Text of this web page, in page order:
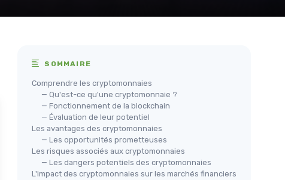
SOMMAIRE
Comprendre les cryptomonnaies
— Qu'est-ce qu'une cryptomonnaie ?
— Fonctionnement de la blockchain
— Évaluation de leur potentiel
Les avantages des cryptomonnaies
— Les opportunités prometteuses
Les risques associés aux cryptomonnaies
— Les dangers potentiels des cryptomonnaies
L'impact des cryptomonnaies sur les marchés financiers